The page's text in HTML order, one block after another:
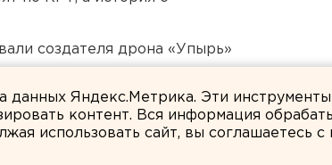
создателя дрона «Упырь»
данных Яндекс.Метрика. Эти
контент. Вся информация
использовать сайт, вы соглашаетесь с